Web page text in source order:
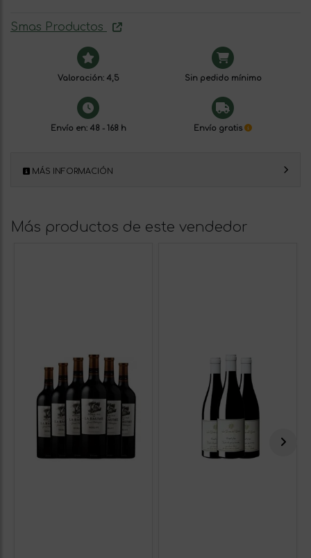
Smas Productos
Valoración: 4,5 Sin pedido mínimo
Envío en: 48 - 168 h Envío gratis
MÁS INFORMACIÓN
Más productos de este vendedor